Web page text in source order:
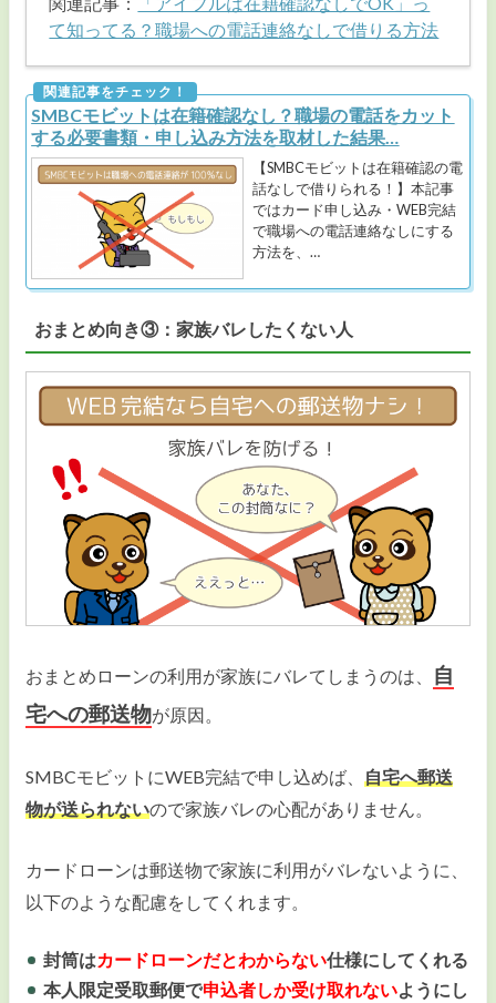
て知ってる？職場への電話連絡なしで借りる方法
SMBCモビットは在籍確認なし？職場の電話をカット
する必要書類・申し込み方法を取材した結果…
【SMBCモビットは在籍確認の電
話なしで借りられる！】本記事
ではカード申し込み・WEB完結
で職場への電話連絡なしにする
方法を、…
おまとめ向き③：家族バレしたくない人
おまとめローンの利用が家族にバレてしまうのは、 自
宅への郵送物が原因。
SMBCモビットにWEB完結で申し込めば、自宅へ郵送
物が送られないので家族バレの心配がありません。
カードローンは郵送物で家族に利用がバレないように、
以下のような配慮をしてくれます。
封筒はカードローンだとわからない仕様にしてくれる
本人限定受取郵便で申込者しか受け取れないようにし